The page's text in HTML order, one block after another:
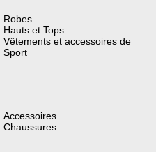
Robes
Hauts et Tops
Vêtements et accessoires de
Sport
Accessoires
Chaussures